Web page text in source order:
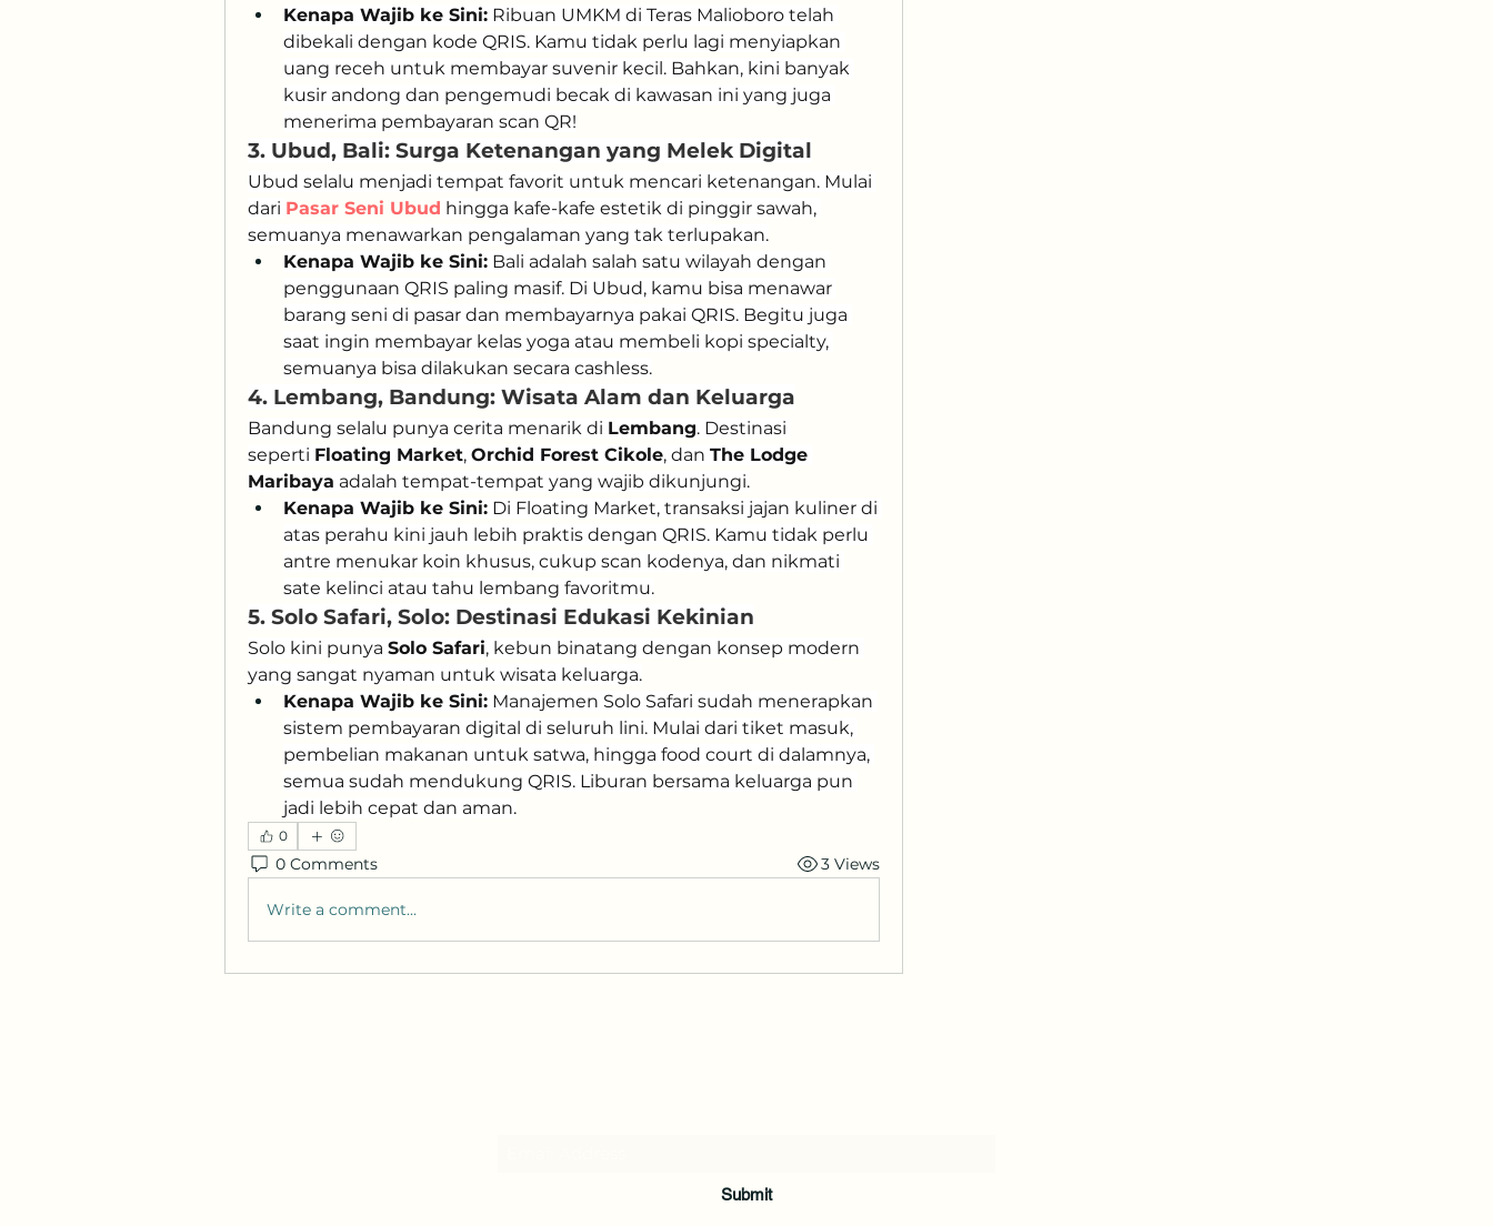
Kenapa Wajib ke Sini: Ribuan UMKM di Teras Malioboro telah
dibekali dengan kode QRIS. Kamu tidak perlu lagi menyiapkan
uang receh untuk membayar suvenir kecil. Bahkan, kini banyak
kusir andong dan pengemudi becak di kawasan ini yang juga
menerima pembayaran scan QR!
3. Ubud, Bali: Surga Ketenangan yang Melek Digital
Ubud selalu menjadi tempat favorit untuk mencari ketenangan. Mulai
dari Pasar Seni Ubud hingga kafe-kafe estetik di pinggir sawah,
semuanya menawarkan pengalaman yang tak terlupakan.
Kenapa Wajib ke Sini: Bali adalah salah satu wilayah dengan
penggunaan QRIS paling masif. Di Ubud, kamu bisa menawar
barang seni di pasar dan membayarnya pakai QRIS. Begitu juga
saat ingin membayar kelas yoga atau membeli kopi specialty,
semuanya bisa dilakukan secara cashless.
4. Lembang, Bandung: Wisata Alam dan Keluarga
Bandung selalu punya cerita menarik di Lembang. Destinasi
seperti Floating Market, Orchid Forest Cikole, dan The Lodge
Maribaya adalah tempat-tempat yang wajib dikunjungi.
Kenapa Wajib ke Sini: Di Floating Market, transaksi jajan kuliner di
atas perahu kini jauh lebih praktis dengan QRIS. Kamu tidak perlu
antre menukar koin khusus, cukup scan kodenya, dan nikmati
sate kelinci atau tahu lembang favoritmu.
5. Solo Safari, Solo: Destinasi Edukasi Kekinian
Solo kini punya Solo Safari, kebun binatang dengan konsep modern
yang sangat nyaman untuk wisata keluarga.
Kenapa Wajib ke Sini: Manajemen Solo Safari sudah menerapkan
sistem pembayaran digital di seluruh lini. Mulai dari tiket masuk,
pembelian makanan untuk satwa, hingga food court di dalamnya,
semua sudah mendukung QRIS. Liburan bersama keluarga pun
jadi lebih cepat dan aman.
0
0 Comments 3 Views
Write a comment...
Submit